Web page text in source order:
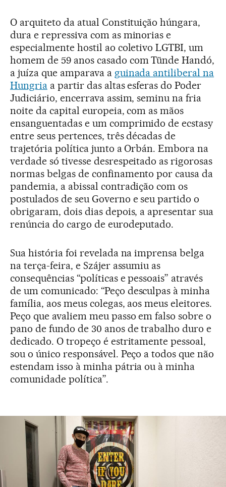
O arquiteto da atual Constituição húngara,
dura e repressiva com as minorias e
especialmente hostil ao coletivo LGTBI, um
homem de 59 anos casado com Tünde Handó,
a juíza que amparava a guinada antiliberal na
Hungriaa partir das altas esferas do Poder
Judiciário, encerrava assim, seminu na fria
noite da capital europeia, com as mãos
ensanguentadas e um comprimido de ecstasy
entre seus pertences, três décadas de
trajetória política junto a Orbán. Embora na
verdade só tivesse desrespeitado as rigorosas
normas belgas de confinamento por causa da
pandemia, a abissal contradição com os
postulados de seu Governo e seu partido o
obrigaram, dois dias depois, a apresentar sua
renúncia do cargo de eurodeputado.
Sua história foi revelada na imprensa belga
na terça-feira, e Szájer assumiu as
consequências “políticas e pessoais” através
de um comunicado: “Peço desculpas à minha
família, aos meus colegas, aos meus eleitores.
Peço que avaliem meu passo em falso sobre o
pano de fundo de 30 anos de trabalho duro e
dedicado. O tropeço é estritamente pessoal,
sou o único responsável. Peço a todos que não
estendam isso à minha pátria ou à minha
comunidade política”.